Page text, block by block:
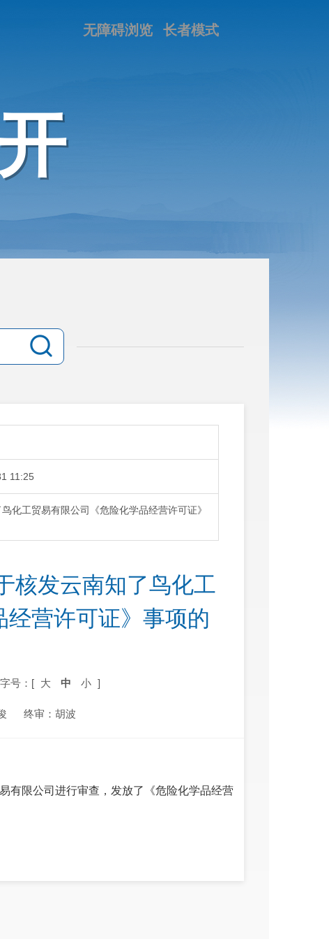
长者模式
无障碍浏览
11:25
化工贸易有限公司《危险化学品经营许可证》
核发云南知了鸟化工
营许可证》事项的
字号：[ 大 中 小 ]
终审：胡波
有限公司进行审查，发放了《危险化学品经营